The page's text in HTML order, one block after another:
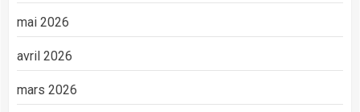
mai 2026
avril 2026
mars 2026